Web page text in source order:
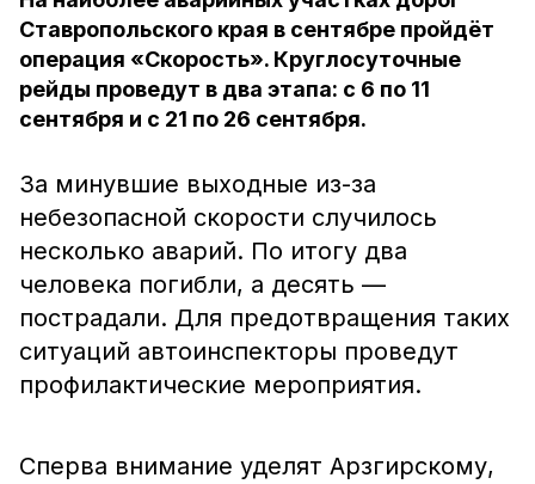
Ставропольского края в сентябре пройдёт
операция «Скорость». Круглосуточные
рейды проведут в два этапа: с 6 по 11
сентября и с 21 по 26 сентября.
За минувшие выходные из-за
небезопасной скорости случилось
несколько аварий. По итогу два
человека погибли, а десять —
пострадали. Для предотвращения таких
ситуаций автоинспекторы проведут
профилактические мероприятия.
Сперва внимание уделят Арзгирскому,